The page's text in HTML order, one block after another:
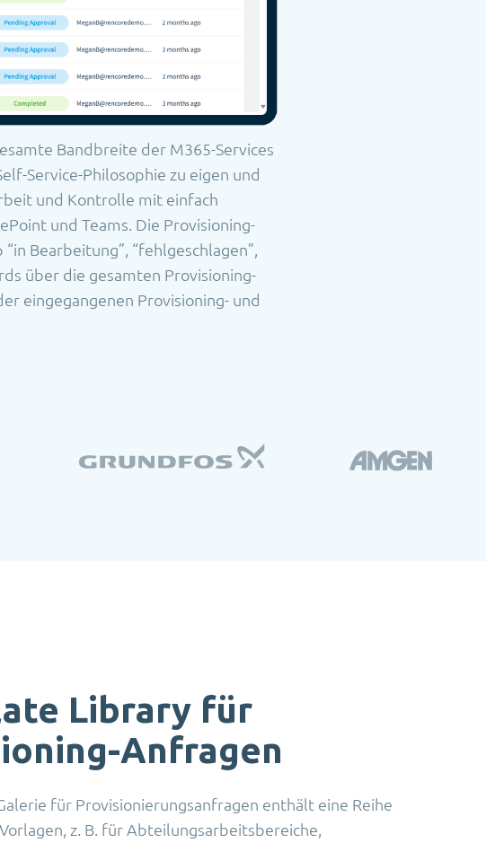
Bandbreite der M365-Services
Service-Philosophie zu eigen und
und Kontrolle mit einfach
und Teams. Die Provisioning-
Bearbeitung”, “fehlgeschlagen”,
über die gesamten Provisioning-
eingegangenen Provisioning- und
Library für
Anfragen
für Provisionierungsanfragen enthält eine Reihe
z. B. für Abteilungsarbeitsbereiche,